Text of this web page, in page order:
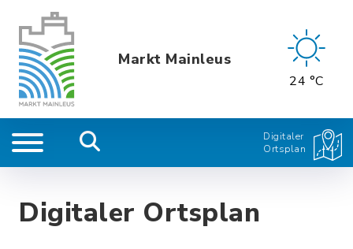
Markt Mainleus
24 °C
Digitaler
Ortsplan
Digitaler Ortsplan